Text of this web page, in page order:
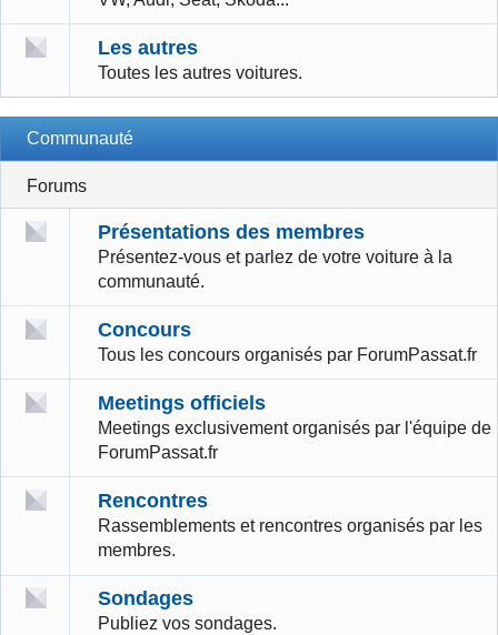
Les autres
Toutes les autres voitures.
Communauté
Forums
Présentations des membres
Présentez-vous et parlez de votre voiture à la
communauté.
Concours
Tous les concours organisés par ForumPassat.fr
Meetings officiels
Meetings exclusivement organisés par l'équipe de
ForumPassat.fr
Rencontres
Rassemblements et rencontres organisés par les
membres.
Sondages
Publiez vos sondages.